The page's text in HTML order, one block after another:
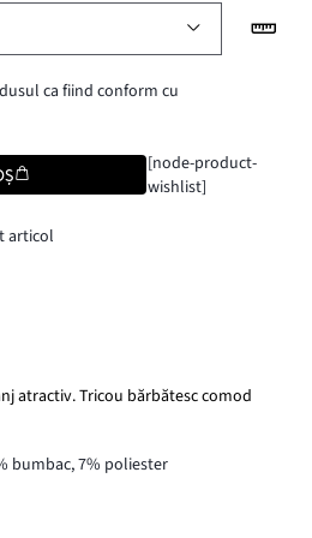
ca fiind conform cu
[node-product-
wishlist]
articol
atractiv. Tricou bărbătesc comod
bumbac, 7% poliester